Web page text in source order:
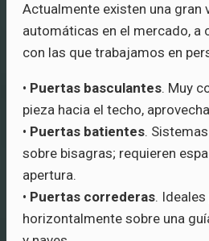
Actualmente existen una gran
automáticas en el mercado, a
con las que trabajamos en
• Puertas basculantes. Muy
pieza hacia el techo,
• Puertas batientes.
sobre bisagras; requieren
apertura.
• Puertas correderas.
horizontalmente sobre una